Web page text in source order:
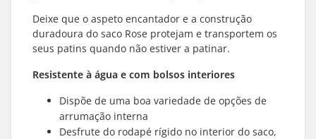
Deixe que o aspeto encantador e a construção
duradoura do saco Rose protejam e transportem os
seus patins quando não estiver a patinar.
Resistente à água e com bolsos interiores
Dispõe de uma boa variedade de opções de
arrumação interna
Desfrute do rodapé rígido no interior do saco,